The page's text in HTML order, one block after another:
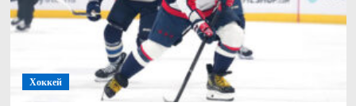
сделать
всё
возможное
победы
Хоккей